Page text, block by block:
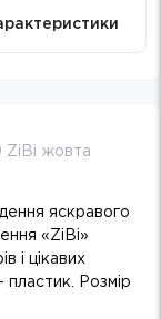
ZiBi жовта
яскравого
«ZiBi»
і цікавих
пластик. Розмір